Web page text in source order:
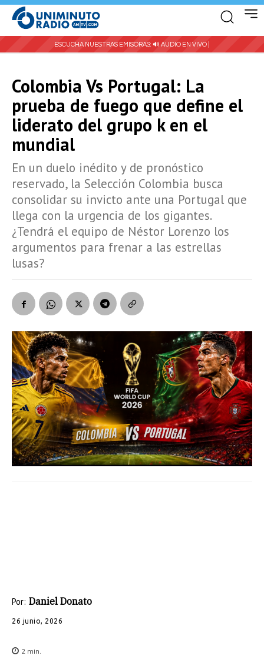
ESCUCHA NUESTRAS EMISORAS: 🔊 AUDIO EN VIVO |
Colombia Vs Portugal: La
prueba de fuego que define el
liderato del grupo k en el
mundial
En un duelo inédito y de pronóstico
reservado, la Selección Colombia busca
consolidar su invicto ante una Portugal que
llega con la urgencia de los gigantes.
¿Tendrá el equipo de Néstor Lorenzo los
argumentos para frenar a las estrellas
lusas?
Por: Daniel Donato
26 junio, 2026
2 min.